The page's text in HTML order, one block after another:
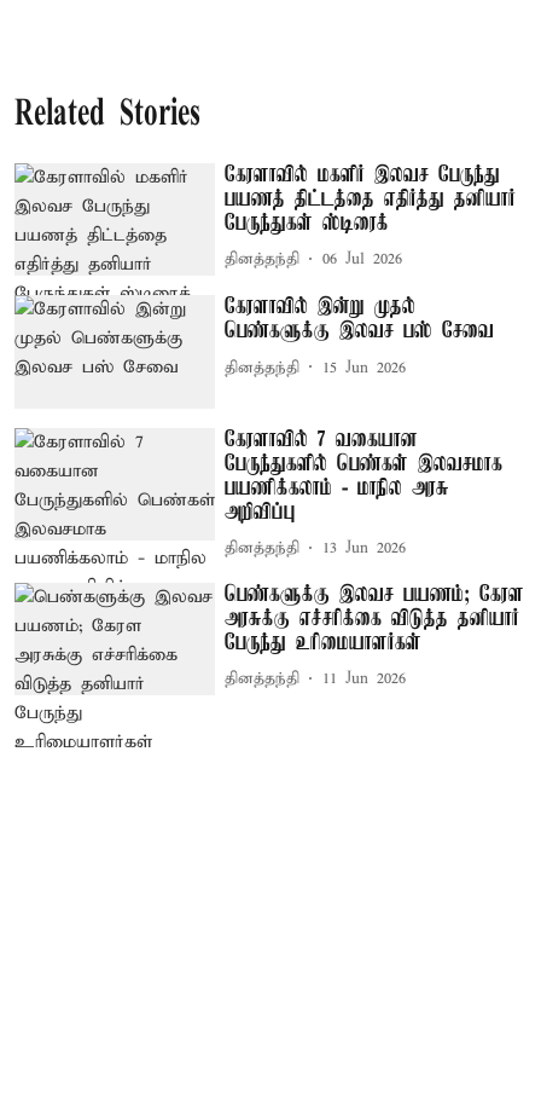
Related Stories
கேரளாவில் மகளிர் இலவச பேருந்து
பயணத் திட்டத்தை எதிர்த்து தனியார்
பேருந்துகள் ஸ்டிரைக்
தினத்தந்தி 06 Jul 2026
கேரளாவில் இன்று முதல்
பெண்களுக்கு இலவச பஸ் சேவை
தினத்தந்தி 15 Jun 2026
கேரளாவில் 7 வகையான
பேருந்துகளில் பெண்கள் இலவசமாக
பயணிக்கலாம் - மாநில அரசு
அறிவிப்பு
தினத்தந்தி 13 Jun 2026
பெண்களுக்கு இலவச பயணம்; கேரள
அரசுக்கு எச்சரிக்கை விடுத்த தனியார்
பேருந்து உரிமையாளர்கள்
தினத்தந்தி 11 Jun 2026